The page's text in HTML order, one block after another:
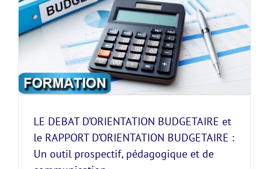
LE DEBAT D’ORIENTATION BUDGETAIRE et
le RAPPORT D’ORIENTATION BUDGETAIRE :
Un outil prospectif, pédagogique et de